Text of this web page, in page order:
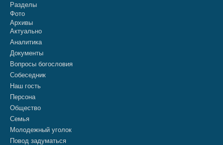
Разделы
Фото
Архивы
Актуально
Аналитика
Документы
Вопросы богословия
Собеседник
Наш гость
Персона
Общество
Семья
Молодежный уголок
Повод задуматься